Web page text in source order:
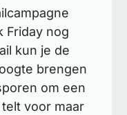
Friday nog
kun je de
brengen
om een
voor maar